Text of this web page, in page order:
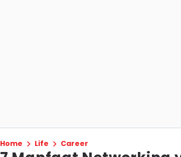
Home Life Career